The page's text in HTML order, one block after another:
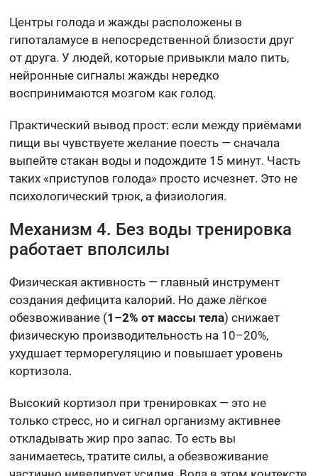
Центры голода и жажды расположены в
гипоталамусе в непосредственной близости друг
от друга. У людей, которые привыкли мало пить,
нейронные сигналы жажды нередко
воспринимаются мозгом как голод.
Практический вывод прост: если между приёмами
пищи вы чувствуете желание поесть — сначала
выпейте стакан воды и подождите 15 минут. Часть
таких «приступов голода» просто исчезнет. Это не
психологический трюк, а физиология.
Механизм 4. Без воды тренировка
работает вполсилы
Физическая активность — главный инструмент
создания дефицита калорий. Но даже лёгкое
обезвоживание (1–2% от массы тела) снижает
физическую производительность на 10–20%,
ухудшает терморегуляцию и повышает уровень
кортизола.
Высокий кортизол при тренировках — это не
только стресс, но и сигнал организму активнее
откладывать жир про запас. То есть вы
занимаетесь, тратите силы, а обезвоживание